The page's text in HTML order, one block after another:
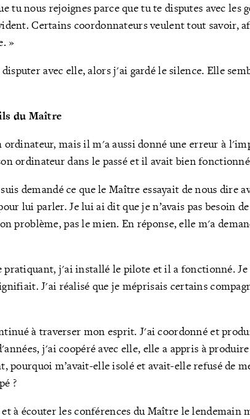
tu nous rejoignes parce que tu te disputes avec les
Certains coordonnateurs veulent tout savoir,
»
avec elle, alors j'ai gardé le silence. Elle
du Maître
mais il m'a aussi donné une erreur à
ordinateur dans le passé et il avait bien
demandé ce que le Maître essayait de nous dire
lui parler. Je lui ai dit que je n’avais pas besoin
problème, pas le mien. En réponse, elle m'a
pratiquant, j'ai installé le pilote et il a fonctionné. Je
J'ai réalisé que je méprisais certains
à traverser mon esprit. J'ai coordonné et
j'ai coopéré avec elle, elle a appris à
pourquoi m’avait-elle isolé et avait-elle refusé de
?
à écouter les conférences du Maître le lendemain